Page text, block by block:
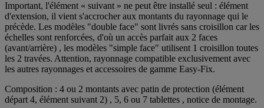
Important, l'élément « suivant » ne peut être installé seul : élément
d'extension, il vient s'accrocher aux montants du rayonnage qui le
précède. Les modèles "double face" sont livrés sans croisillon car les
échelles sont renforcées, d'où un accès parfait aux 2 faces
(avant/arrière) , les modèles "simple face" utilisent 1 croisillon toutes
les 2 travées. Attention, rayonnage compatible exclusivement avec
les autres rayonnages et accessoires de gamme Easy-Fix.
Composition : 4 ou 2 montants avec patin de protection (élément
départ 4, élément suivant 2) , 5, 6 ou 7 tablettes , notice de montage.